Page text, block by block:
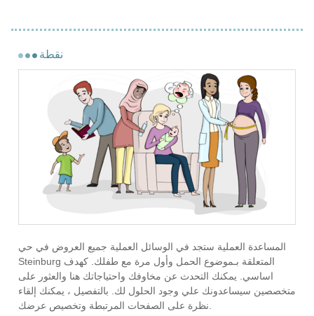
نقطة
المساعدة العملية ستجد في الوسائل العملية جميع العروض في حي
Steinburg المتعلقة بـموضوع الحمل وأول مرة مع طفلك. كهدف
اساسي. يمكنك التحدث عن مخاوفك واحتياجاتك هنا والعثور على
متخصصين سيساعدونك علي وجود الحلول لك. بالتفصيل ، يمكنك إلقاء